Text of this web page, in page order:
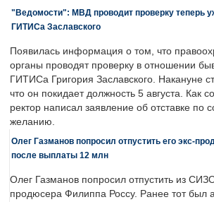
"Ведомости": МВД проводит проверку теперь
ГИТИСа Заславского
Появилась информация о том, что
органы проводят проверку в отношении
ГИТИСа Григория Заславского. Накануне
что он покидает должность 5 августа. Как
ректор написал заявление об отставке по
желанию.
Олег Газманов попросил отпустить его экс-
после выплаты 12 млн
Олег Газманов попросил отпустить из
продюсера Филиппа Россу. Ранее тот был